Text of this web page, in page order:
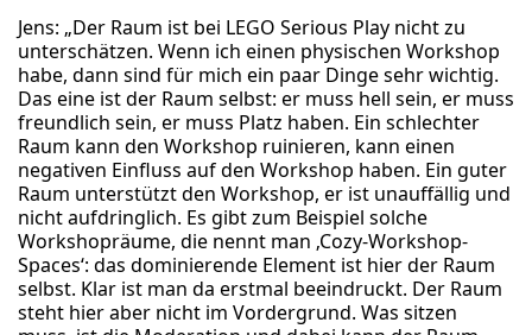
Jens: „Der Raum ist bei LEGO Serious Play nicht zu
unterschätzen. Wenn ich einen physischen Workshop
habe, dann sind für mich ein paar Dinge sehr wichtig.
Das eine ist der Raum selbst: er muss hell sein, er muss
freundlich sein, er muss Platz haben. Ein schlechter
Raum kann den Workshop ruinieren, kann einen
negativen Einfluss auf den Workshop haben. Ein guter
Raum unterstützt den Workshop, er ist unauffällig und
nicht aufdringlich. Es gibt zum Beispiel solche
Workshopräume, die nennt man ‚Cozy-Workshop-
Spaces‘: das dominierende Element ist hier der Raum
selbst. Klar ist man da erstmal beeindruckt. Der Raum
steht hier aber nicht im Vordergrund. Was sitzen